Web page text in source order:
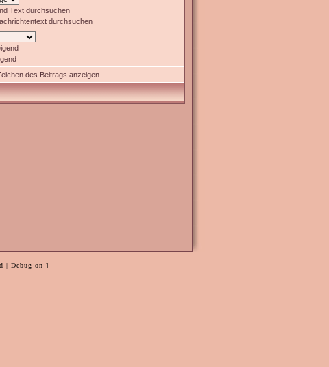
Text durchsuchen
durchsuchen
des Beitrags anzeigen
| Debug on ]